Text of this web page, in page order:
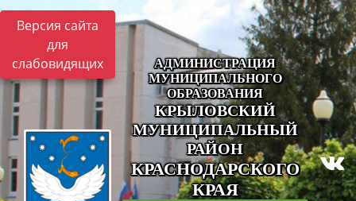
Версия сайта
для
слабовидящих
АДМИНИСТРАЦИЯ
МУНИЦИПАЛЬНОГО
ОБРАЗОВАНИЯ
КРЫЛОВСКИЙ
МУНИЦИПАЛЬНЫЙ
РАЙОН
КРАСНОДАРСКОГО
КРАЯ